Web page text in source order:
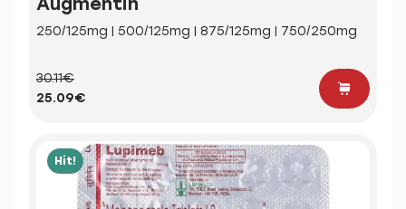
250/125mg | 500/125mg | 875/125mg | 750/250mg
30.11€
25.09€
Hit!